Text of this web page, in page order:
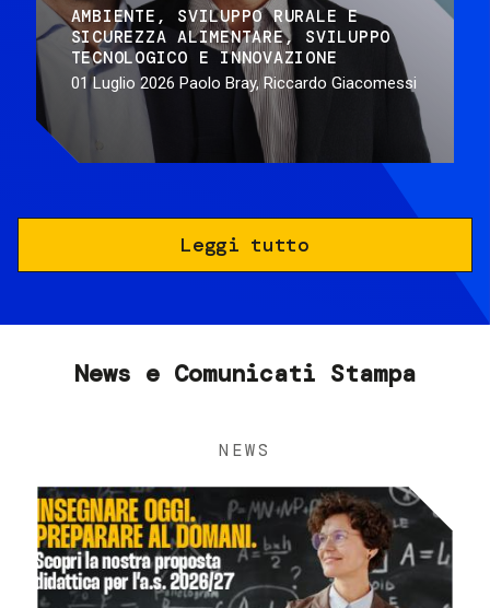
AMBIENTE
SVILUPPO RURALE E
SICUREZZA ALIMENTARE
SVILUPPO
TECNOLOGICO E INNOVAZIONE
01 Luglio 2026 Paolo Bray, Riccardo Giacomessi
Leggi tutto
News e Comunicati Stampa
NEWS